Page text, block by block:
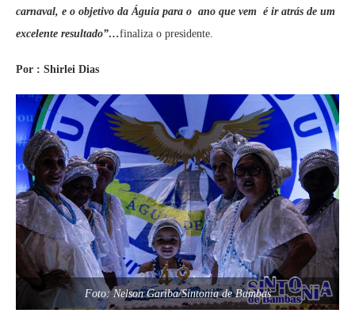
carnaval, e o objetivo da Águia para o ano que vem é ir atrás de um
excelente resultado”…finaliza o presidente.
Por : Shirlei Dias
Foto: Nelson Gariba/Sintonia de Bambas